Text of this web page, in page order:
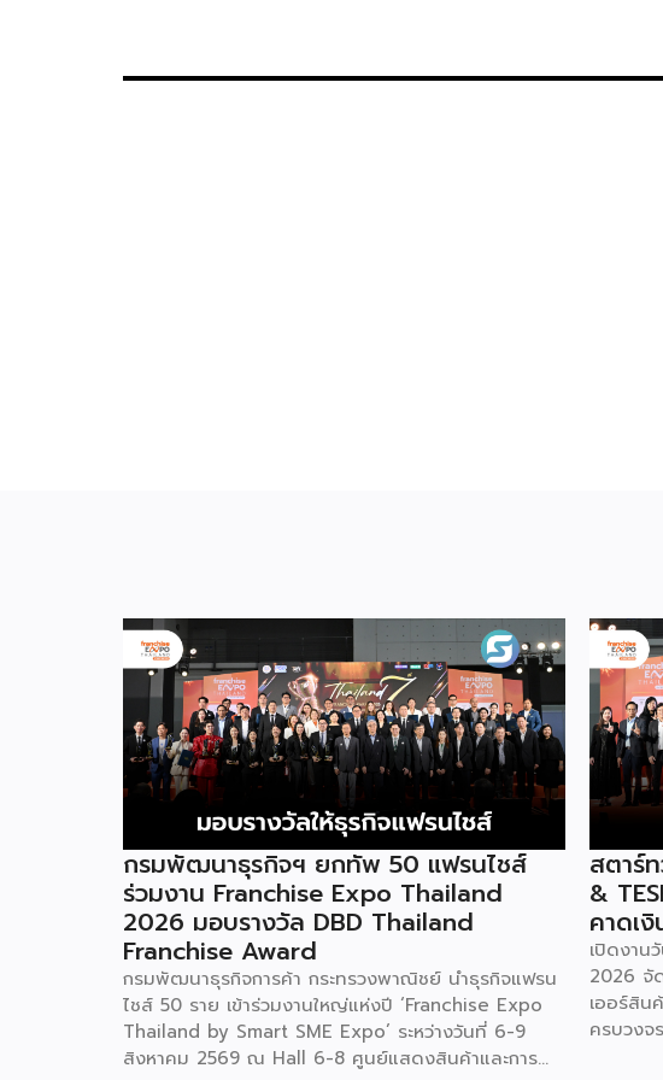
กรมพัฒนาธุรกิจฯ ยกทัพ 50 แฟรนไชส์
ร่วมงาน Franchise Expo Thailand
2026 มอบรางวัล DBD Thailand
Franchise Award
กรมพัฒนาธุรกิจการค้า กระทรวงพาณิชย์ นำธุรกิจแฟรน
ไชส์ 50 ราย เข้าร่วมงานใหญ่แห่งปี ‘Franchise Expo
Thailand by Smart SME Expo’ ระหว่างวันที่ 6-9
สิงหาคม 2569 ณ Hall 6-8 ศูนย์แสดงสินค้าและการ
สตาร์
&
คาดเ
เปิดงาน
2026 จั
เออร์สิน
ครบวงจ